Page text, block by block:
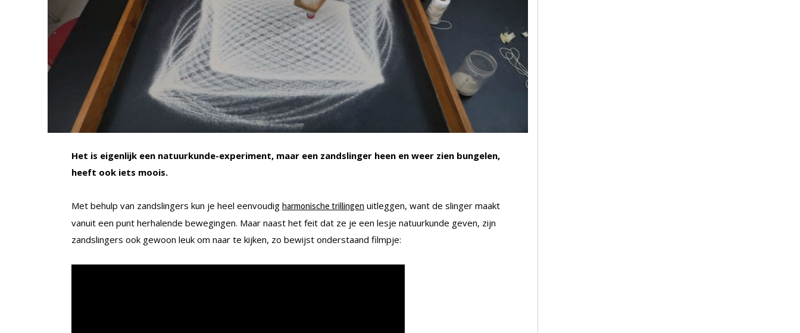
Het is eigenlijk een natuurkunde-experiment, maar een zandslinger heen en weer zien bungelen,
heeft ook iets moois.
Met behulp van zandslingers kun je heel eenvoudig harmonische trillingen uitleggen, want de slinger maakt
vanuit een punt herhalende bewegingen. Maar naast het feit dat ze je een lesje natuurkunde geven, zijn
zandslingers ook gewoon leuk om naar te kijken, zo bewijst onderstaand filmpje: